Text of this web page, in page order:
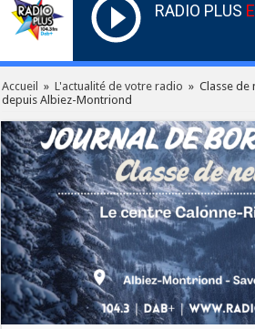
RADIO PLUS
Accueil » L'actualité de votre radio » Classe de
depuis Albiez-Montriond